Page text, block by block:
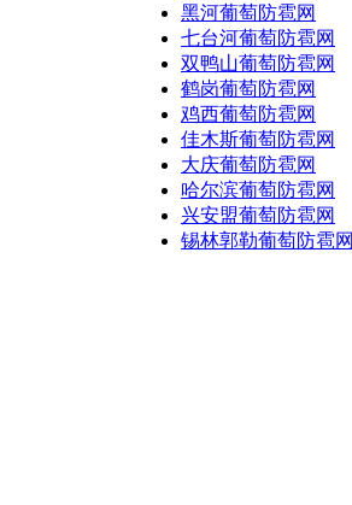
黑河葡萄防雹网
七台河葡萄防雹网
双鸭山葡萄防雹网
鹤岗葡萄防雹网
鸡西葡萄防雹网
佳木斯葡萄防雹网
大庆葡萄防雹网
哈尔滨葡萄防雹网
兴安盟葡萄防雹网
锡林郭勒葡萄防雹网